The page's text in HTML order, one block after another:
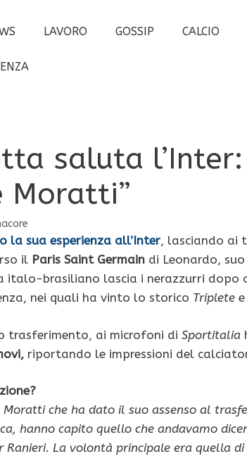
LAVORO GOSSIP CALCIO
saluta
Moratti”
la sua esperienza all’Inter, lasciando ai
il Paris Saint Germain di Leonardo,
italo-brasiliano lascia i nerazzurri dopo
nei quali ha vinto lo storico Triplete
trasferimento, ai microfoni di Sportitalia
riportando le impressioni del
che ha dato il suo assenso al
hanno capito quello che andavamo
Ranieri. La volontà principale era quella di